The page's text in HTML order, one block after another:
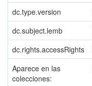
dc.type.version
dc.subject.lemb
dc.rights.accessRights
Aparece en las
colecciones: